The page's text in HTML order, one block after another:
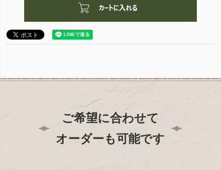
ご希望に合わせて
オーダーも可能です